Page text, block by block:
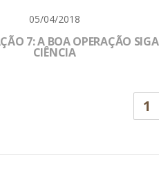
05/04/2018
7: A BOA OPERAÇÃO
CIÊNCIA
1